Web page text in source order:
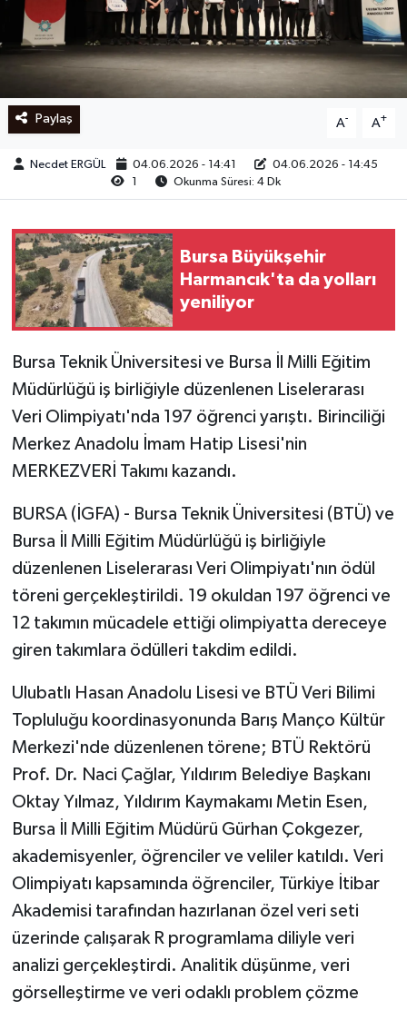
Paylaş A- A+
Necdet ERGÜL 04.06.2026 - 14:41
04.06.2026 - 14:45
1
Okunma Süresi: 4 Dk
Bursa Büyükşehir
Harmancık'ta da yolları
yeniliyor
Bursa Teknik Üniversitesi ve Bursa İl Milli Eğitim
Müdürlüğü iş birliğiyle düzenlenen Liselerarası
Veri Olimpiyatı'nda 197 öğrenci yarıştı. Birinciliği
Merkez Anadolu İmam Hatip Lisesi'nin
MERKEZVERİ Takımı kazandı.
BURSA (İGFA) - Bursa Teknik Üniversitesi (BTÜ) ve
Bursa İl Milli Eğitim Müdürlüğü iş birliğiyle
düzenlenen Liselerarası Veri Olimpiyatı'nın ödül
töreni gerçekleştirildi. 19 okuldan 197 öğrenci ve
12 takımın mücadele ettiği olimpiyatta dereceye
giren takımlara ödülleri takdim edildi.
Ulubatlı Hasan Anadolu Lisesi ve BTÜ Veri Bilimi
Topluluğu koordinasyonunda Barış Manço Kültür
Merkezi'nde düzenlenen törene; BTÜ Rektörü
Prof. Dr. Naci Çağlar, Yıldırım Belediye Başkanı
Oktay Yılmaz, Yıldırım Kaymakamı Metin Esen,
Bursa İl Milli Eğitim Müdürü Gürhan Çokgezer,
akademisyenler, öğrenciler ve veliler katıldı. Veri
Olimpiyatı kapsamında öğrenciler, Türkiye İtibar
Akademisi tarafından hazırlanan özel veri seti
üzerinde çalışarak R programlama diliyle veri
analizi gerçekleştirdi. Analitik düşünme, veri
görselleştirme ve veri odaklı problem çözme
Ege
İzmir
İletişim
Künye